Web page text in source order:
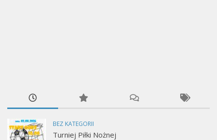
BEZ KATEGORII
Turniej Piłki Nożnej